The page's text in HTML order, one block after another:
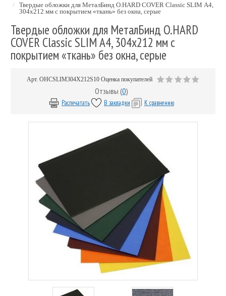
Твердые обложки для МеталБинд O.HARD COVER Classic SLIM А4,
304x212 мм с покрытием «ткань» без окна, серые
Твердые обложки для МеталБинд O.HARD
COVER Classic SLIM А4, 304x212 мм с
покрытием «ткань» без окна, серые
Арт. OHCSLIM304X212S10 Оценка покупателей
Отзывы (0)
Распечатать В закладки К сравнению